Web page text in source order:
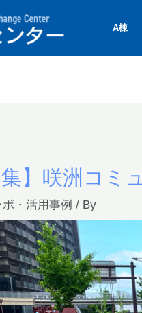
A棟
集】咲洲コ
ボ・活用事例 / By